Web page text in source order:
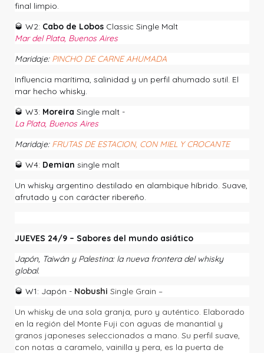
final limpio.
🥃 W2: Cabo de Lobos Classic Single Malt
Mar del Plata, Buenos Aires
Maridaje: PINCHO DE CARNE AHUMADA
Influencia marítima, salinidad y un perfil ahumado sutil. El
mar hecho whisky.
🥃 W3: Moreira Single malt -
La Plata, Buenos Aires
Maridaje: FRUTAS DE ESTACION, CON MIEL Y CROCANTE
🥃 W4: Demian single malt
Un whisky argentino destilado en alambique híbrido. Suave,
afrutado y con carácter ribereño.
JUEVES 24/9 – Sabores del mundo asiático
Japón, Taiwán y Palestina: la nueva frontera del whisky
global.
🥃 W1: Japón - Nobushi Single Grain –
Un whisky de una sola granja, puro y auténtico. Elaborado
en la región del Monte Fuji con aguas de manantial y
granos japoneses seleccionados a mano. Su perfil suave,
con notas a caramelo, vainilla y pera, es la puerta de